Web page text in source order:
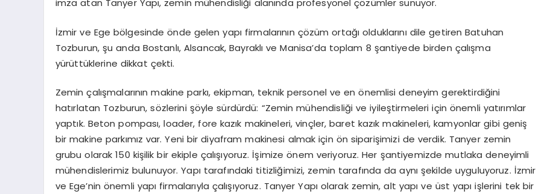
imza atan Tanyer Yapı, zemin mühendisliği alanında profesyonel çözümler sunuyor.
İzmir ve Ege bölgesinde önde gelen yapı firmalarının çözüm ortağı olduklarını dile getiren Batuhan
Tozburun, şu anda Bostanlı, Alsancak, Bayraklı ve Manisa’da toplam 8 şantiyede birden çalışma
yürüttüklerine dikkat çekti.
Zemin çalışmalarının makine parkı, ekipman, teknik personel ve en önemlisi deneyim gerektirdiğini
hatırlatan Tozburun, sözlerini şöyle sürdürdü: “Zemin mühendisliği ve iyileştirmeleri için önemli yatırımlar
yaptık. Beton pompası, loader, fore kazık makineleri, vinçler, baret kazık makineleri, kamyonlar gibi geniş
bir makine parkımız var. Yeni bir diyafram makinesi almak için ön siparişimizi de verdik. Tanyer zemin
grubu olarak 150 kişilik bir ekiple çalışıyoruz. İşimize önem veriyoruz. Her şantiyemizde mutlaka deneyimli
mühendislerimiz bulunuyor. Yapı tarafındaki titizliğimizi, zemin tarafında da aynı şekilde uyguluyoruz. İzmir
ve Ege’nin önemli yapı firmalarıyla çalışıyoruz. Tanyer Yapı olarak zemin, alt yapı ve üst yapı işlerini tek bir